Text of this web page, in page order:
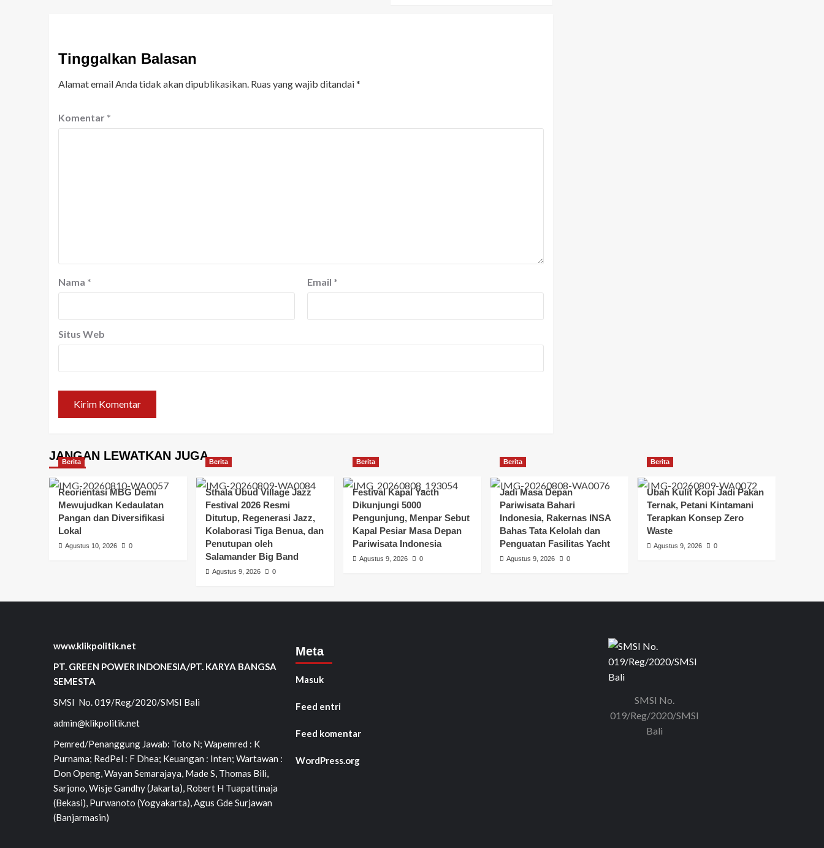
Tinggalkan Balasan
Alamat email Anda tidak akan dipublikasikan. Ruas yang wajib ditandai*
Komentar *
Nama * Email *
Situs Web
JANGAN LEWATKAN JUGA
Berita
Reorientasi MBG Demi
Mewujudkan Kedaulatan
Pangan dan Diversifikasi
Lokal
Agustus 10, 2026 0
Berita
Sthala Ubud Village Jazz
Festival 2026 Resmi
Ditutup, Regenerasi Jazz,
Kolaborasi Tiga Benua, dan
Penutupan oleh
Salamander Big Band
Agustus 9, 2026 0
Berita
Festival Kapal Yacth
Dikunjungi 5000
Pengunjung, Menpar Sebut
Kapal Pesiar Masa Depan
Pariwisata Indonesia
Agustus 9, 2026 0
Berita
Jadi Masa Depan
Pariwisata Bahari
Indonesia, Rakernas INSA
Bahas Tata Kelolah dan
Penguatan Fasilitas Yacht
Agustus 9, 2026 0
Berita
Ubah Kulit Kopi Jadi Pakan
Ternak, Petani Kintamani
Terapkan Konsep Zero
Waste
Agustus 9, 2026 0
www.klikpolitik.net
PT. GREEN POWER INDONESIA/PT. KARYA BANGSA
SEMESTA
SMSI No. 019/Reg/2020/SMSI Bali
admin@klikpolitik.net
Pemred/Penanggung Jawab: Toto N; Wapemred : K
Purnama; RedPel : F Dhea; Keuangan : Inten; Wartawan :
Don Openg, Wayan Semarajaya, Made S, Thomas Bili,
Sarjono, Wisje Gandhy (Jakarta), Robert H Tuapattinaja
(Bekasi), Purwanoto (Yogyakarta), Agus Gde Surjawan
(Banjarmasin)
Meta
Masuk
Feed entri
Feed komentar
WordPress.org
SMSI No.
019/Reg/2020/SMSI
Bali